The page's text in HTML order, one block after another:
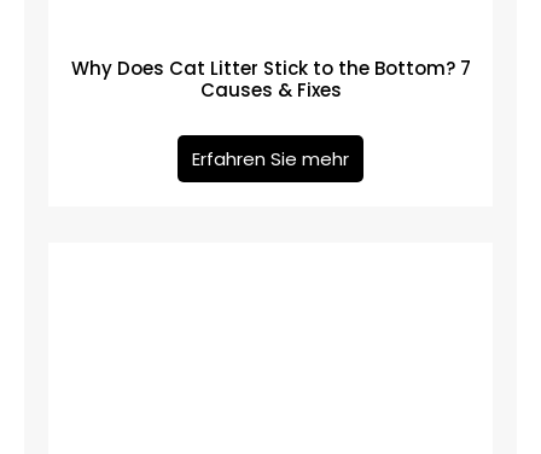
Why Does Cat Litter Stick to the Bottom? 7
Causes & Fixes
Erfahren Sie mehr